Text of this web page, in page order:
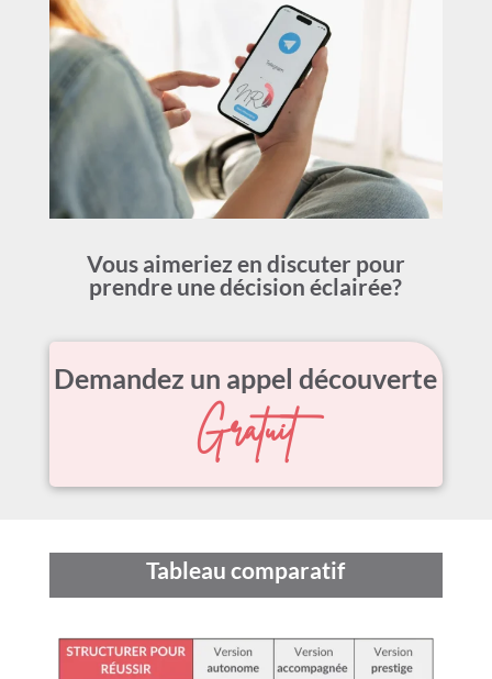
Vous aimeriez en discuter pour
prendre une décision éclairée?
Demandez un appel découverte
Gratuit
Tableau comparatif